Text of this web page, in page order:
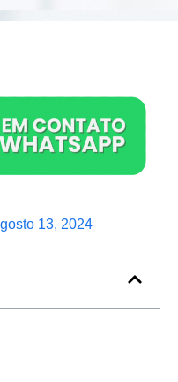
13, 2024